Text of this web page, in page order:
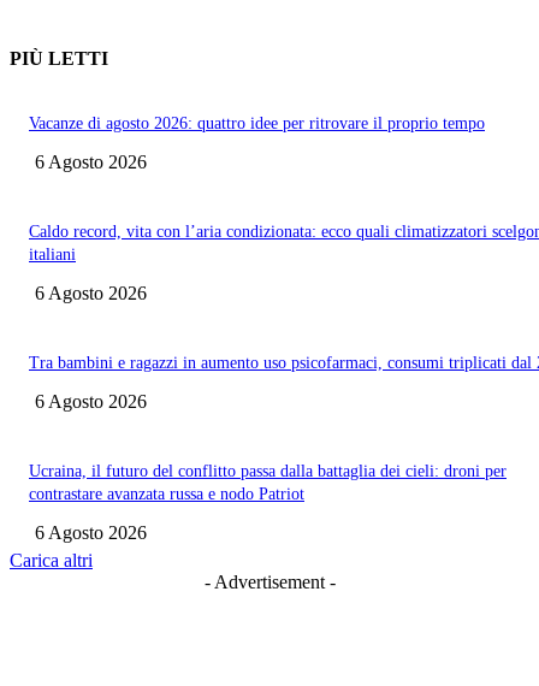
PIÙ LETTI
Vacanze di agosto 2026: quattro idee per ritrovare il proprio tempo
6 Agosto 2026
Caldo record, vita con l’aria condizionata: ecco quali climatizzatori
italiani
6 Agosto 2026
Tra bambini e ragazzi in aumento uso psicofarmaci, consumi triplicati dal
6 Agosto 2026
Ucraina, il futuro del conflitto passa dalla battaglia dei cieli: droni per
contrastare avanzata russa e nodo Patriot
6 Agosto 2026
Carica altri
- Advertisement -